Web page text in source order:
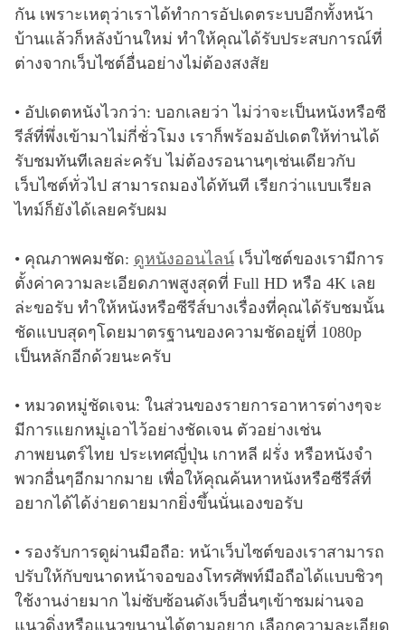
กัน เพราะเหตุว่าเราได้ทำการอัปเดตระบบอีกทั้งหน้า
บ้านแล้วก็หลังบ้านใหม่ ทำให้คุณได้รับประสบการณ์ที่
ต่างจากเว็บไซต์อื่นอย่างไม่ต้องสงสัย
• อัปเดตหนังไวกว่า: บอกเลยว่า ไม่ว่าจะเป็นหนังหรือซี
รีส์ที่พึ่งเข้ามาไม่กี่ชั่วโมง เราก็พร้อมอัปเดตให้ท่านได้
รับชมทันทีเลยล่ะครับ ไม่ต้องรอนานๆเช่นเดียวกับ
เว็บไซต์ทั่วไป สามารถมองได้ทันที เรียกว่าแบบเรียล
ไทม์ก็ยังได้เลยครับผม
• คุณภาพคมชัด: ดูหนังออนไลน์เว็บไซต์ของเรามีการ
ตั้งค่าความละเอียดภาพสูงสุดที่ Full HD หรือ 4K เลย
ล่ะขอรับ ทำให้หนังหรือซีรีส์บางเรื่องที่คุณได้รับชมนั้น
ชัดแบบสุดๆโดยมาตรฐานของความชัดอยู่ที่ 1080p
เป็นหลักอีกด้วยนะครับ
• หมวดหมู่ชัดเจน: ในส่วนของรายการอาหารต่างๆจะ
มีการแยกหมู่เอาไว้อย่างชัดเจน ตัวอย่างเช่น
ภาพยนตร์ไทย ประเทศญี่ปุ่น เกาหลี ฝรั่ง หรือหนังจำ
พวกอื่นๆอีกมากมาย เพื่อให้คุณค้นหาหนังหรือซีรีส์ที่
อยากได้ได้ง่ายดายมากยิ่งขึ้นนั่นเองขอรับ
• รองรับการดูผ่านมือถือ: หน้าเว็บไซต์ของเราสามารถ
ปรับให้กับขนาดหน้าจอของโทรศัพท์มือถือได้แบบชิวๆ
ใช้งานง่ายมาก ไม่ซับซ้อนดังเว็บอื่นๆเข้าชมผ่านจอ
แนวดิ่งหรือแนวขนานได้ตามอยาก เลือกความละเอียด